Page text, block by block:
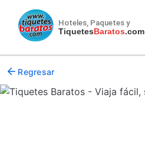
Hoteles, Paquetes y
TiquetesBaratos.com
Regresar